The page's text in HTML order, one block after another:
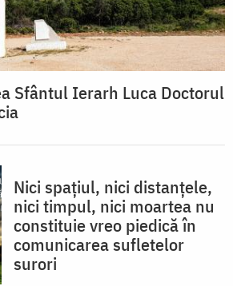
Sfântul Ierarh Luca Doctorul
Nici spaţiul, nici distanţele,
nici timpul, nici moartea nu
constituie vreo piedică în
comunicarea sufletelor
surori